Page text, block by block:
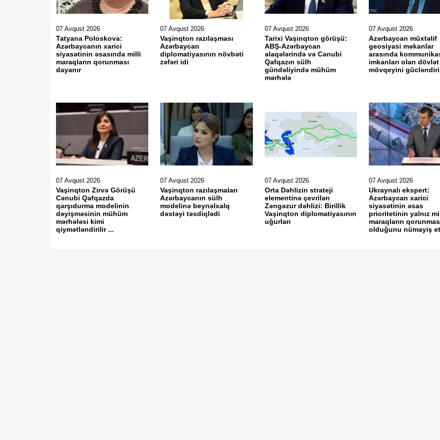
07 Avqust 2026
Tatyana Poloskova:
Azərbaycanın xarici
siyasətinin əsasında milli
maraqların qorunması
dayanır
07 Avqust 2026
Vaşinqton razılaşması
Azərbaycan
diplomatiyasının növbəti
zəfəri idi
07 Avqust 2026
Tarixi Vaşinqton görüşü:
ABŞ-Azərbaycan
əlaqələrində və Cənubi
Qafqazın sülh
gündəliyində mühüm
mərhələ
07 Avqust 2026
Azərbaycan müxtəlif
geosiyasi məkanlar
arasında
imkanları olan dövlət
mövqeyini
07 Avqust 2026
Vaşinqton Zirvə Görüşü
Cənubi Qafqazda
qarşıdurma modelinin
dəyişməsinin mühüm
mərhələsi kimi
qiymətləndirilir ...
07 Avqust 2026
Vaşinqton razılaşmaları
Azərbaycanın sülh
modelinə beynəlxalq
dəstəyi təsdiqlədi
07 Avqust 2026
Orta Dəhlizin strateji
elementinə çevrilən
Zəngəzur dəhlizi: Birillik
Vaşinqton diplomatiyasının
uğurları
07 Avqust 2026
Ukraynalı ekspert:
Azərbaycan xarici
siyasətinin əsas
prioritetinin yalnız
maraqların
olduğunu nümayiş